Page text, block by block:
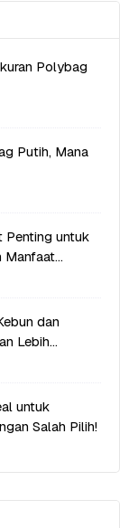
Polybag
Putih, Mana
Penting untuk
Manfaat
dan
Lebih
untuk
Salah Pilih!